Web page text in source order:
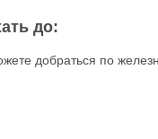
до:
добраться по